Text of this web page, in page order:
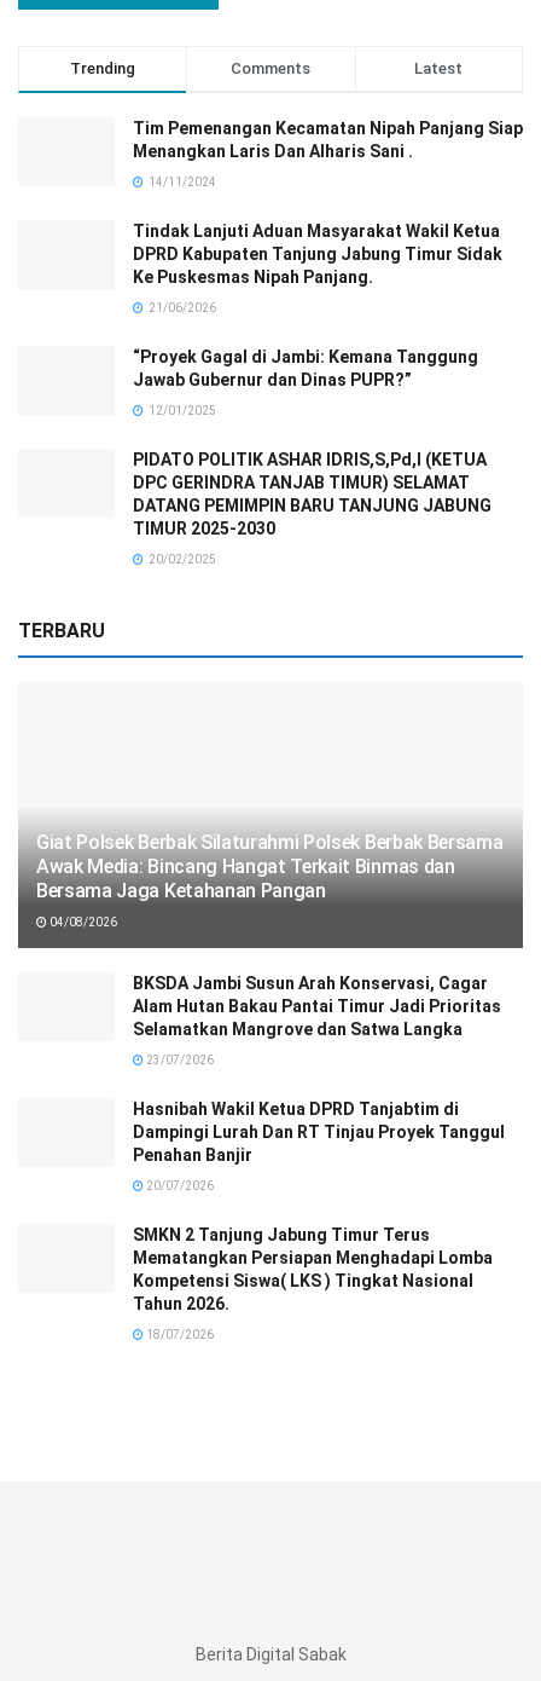
Trending Comments Latest
Tim Pemenangan Kecamatan Nipah Panjang Siap
Menangkan Laris Dan Alharis Sani .
14/11/2024
Tindak Lanjuti Aduan Masyarakat Wakil Ketua
DPRD Kabupaten Tanjung Jabung Timur Sidak
Ke Puskesmas Nipah Panjang.
21/06/2026
“Proyek Gagal di Jambi: Kemana Tanggung
Jawab Gubernur dan Dinas PUPR?”
12/01/2025
PIDATO POLITIK ASHAR IDRIS,S,Pd,I (KETUA
DPC GERINDRA TANJAB TIMUR) SELAMAT
DATANG PEMIMPIN BARU TANJUNG JABUNG
TIMUR 2025-2030
20/02/2025
TERBARU
Giat Polsek Berbak Silaturahmi Polsek Berbak Bersama
Awak Media: Bincang Hangat Terkait Binmas dan
Bersama Jaga Ketahanan Pangan
04/08/2026
BKSDA Jambi Susun Arah Konservasi, Cagar
Alam Hutan Bakau Pantai Timur Jadi Prioritas
Selamatkan Mangrove dan Satwa Langka
23/07/2026
Hasnibah Wakil Ketua DPRD Tanjabtim di
Dampingi Lurah Dan RT Tinjau Proyek Tanggul
Penahan Banjir
20/07/2026
SMKN 2 Tanjung Jabung Timur Terus
Mematangkan Persiapan Menghadapi Lomba
Kompetensi Siswa( LKS ) Tingkat Nasional
Tahun 2026.
18/07/2026
Berita Digital Sabak